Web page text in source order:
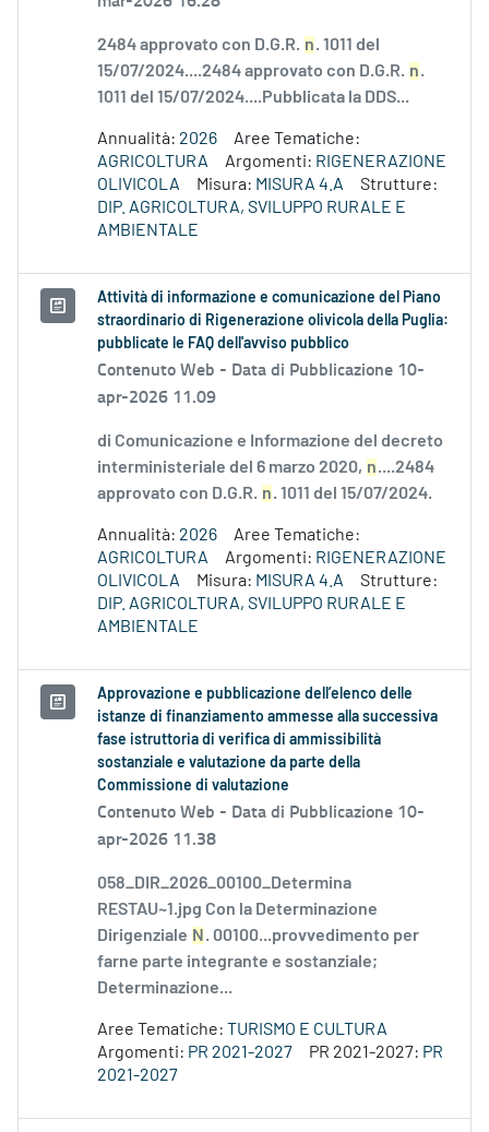
2484 approvato con D.G.R. n. 1011 del
15/07/2024....2484 approvato con D.G.R. n.
1011 del 15/07/2024....Pubblicata la DDS...
Annualità: 2026
Aree Tematiche:
AGRICOLTURA
Argomenti: RIGENERAZIONE
OLIVICOLA
Misura: MISURA 4.A
Strutture:
DIP. AGRICOLTURA, SVILUPPO RURALE E
AMBIENTALE
Attività di informazione e comunicazione del Piano
straordinario di Rigenerazione olivicola della Puglia:
pubblicate le FAQ dell'avviso pubblico
Contenuto Web - Data di Pubblicazione 10-
apr-2026 11.09
di Comunicazione e Informazione del decreto
interministeriale del 6 marzo 2020, n....2484
approvato con D.G.R. n. 1011 del 15/07/2024.
Annualità: 2026
Aree Tematiche:
AGRICOLTURA
Argomenti: RIGENERAZIONE
OLIVICOLA
Misura: MISURA 4.A
Strutture:
DIP. AGRICOLTURA, SVILUPPO RURALE E
AMBIENTALE
Approvazione e pubblicazione dell’elenco delle
istanze di finanziamento ammesse alla successiva
fase istruttoria di verifica di ammissibilità
sostanziale e valutazione da parte della
Commissione di valutazione
Contenuto Web - Data di Pubblicazione 10-
apr-2026 11.38
058_DIR_2026_00100_Determina
RESTAU~1.jpg Con la Determinazione
Dirigenziale N . 00100...provvedimento per
farne parte integrante e sostanziale;
Determinazione...
Aree Tematiche: TURISMO E CULTURA
Argomenti: PR 2021-2027 PR 2021-2027: PR
2021-2027